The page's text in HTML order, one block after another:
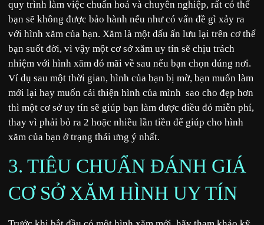
quy trình làm việc chuẩn hoá và chuyên nghiệp, rất có thể
bạn sẽ không được bảo hành nếu như có vấn đề gì xảy ra
với hình xăm của bạn. Xăm là một dấu ấn lưu lại trên cơ thể
bạn suốt đời, vì vậy một cơ sở xăm uy tín sẽ chịu trách
nhiệm với hình xăm đó mãi về sau nếu bạn chọn đúng nơi.
Ví dụ sau một thời gian, hình của bạn bị mờ, bạn muốn làm
mới lại hay muốn cải thiện hình của mình sao cho đẹp hơn
thì một cơ sở uy tín sẽ giúp bạn làm được điều đó miễn phí,
thay vì phải bỏ ra 2 hoặc nhiều lần tiền để giúp cho hình
xăm của bạn ở trạng thái ưng ý nhất.
3. TIÊU CHUẨN ĐÁNH GIÁ
CƠ SỞ XĂM HÌNH UY TÍN